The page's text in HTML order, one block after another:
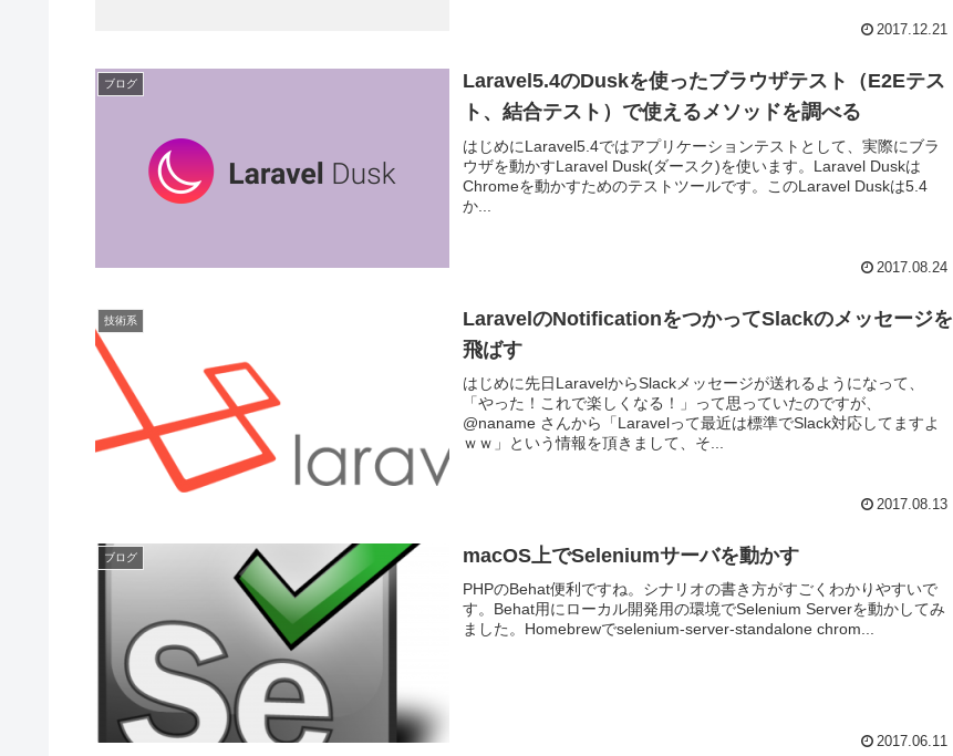
2017.12.21
ブログ
Laravel5.4のDuskを使ったブラウザテスト（E2Eテス
ト、結合テスト）で使えるメソッドを調べる
はじめにLaravel5.4ではアプリケーションテストとして、実際にブラ
ウザを動かすLaravel Dusk(ダースク)を使います。Laravel Duskは
Chromeを動かすためのテストツールです。このLaravel Duskは5.4
か...
2017.08.24
技術系
LaravelのNotificationをつかってSlackのメッセージを
飛ばす
はじめに先日LaravelからSlackメッセージが送れるようになって、
「やった！これで楽しくなる！」って思っていたのですが、
@naname さんから「Laravelって最近は標準でSlack対応してますよ
ｗｗ」という情報を頂きまして、そ...
2017.08.13
ブログ macOS上でSeleniumサーバを動かす
PHPのBehat便利ですね。シナリオの書き方がすごくわかりやすいで
す。Behat用にローカル開発用の環境でSelenium Serverを動かしてみ
ました。Homebrewでselenium-server-standalone chrom...
2017.06.11